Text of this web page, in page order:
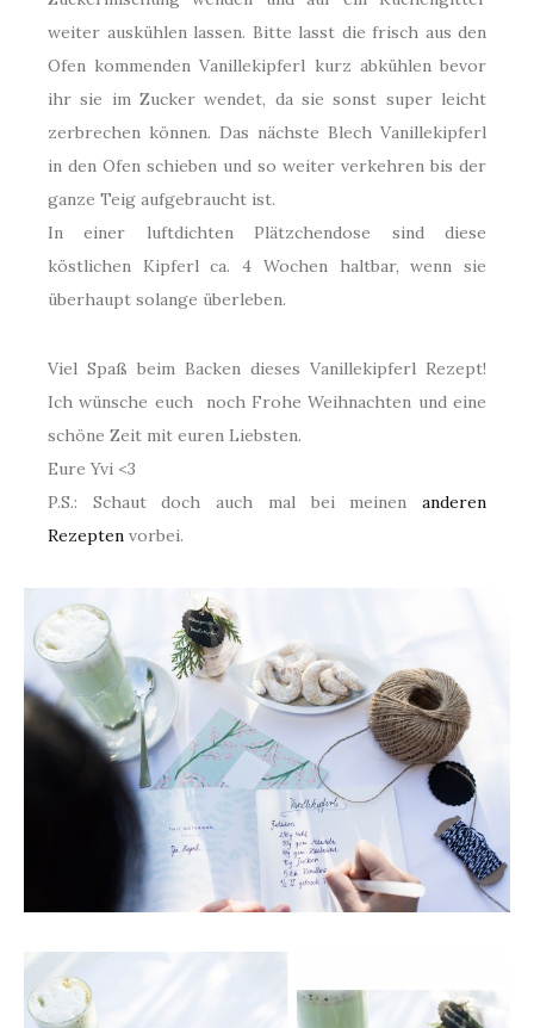
weiter auskühlen lassen. Bitte lasst die frisch aus den
Ofen kommenden Vanillekipferl kurz abkühlen bevor
ihr sie im Zucker wendet, da sie sonst super leicht
zerbrechen können. Das nächste Blech Vanillekipferl
in den Ofen schieben und so weiter verkehren bis der
ganze Teig aufgebraucht ist.
In einer luftdichten Plätzchendose sind diese
köstlichen Kipferl ca. 4 Wochen haltbar, wenn sie
überhaupt solange überleben.
Viel Spaß beim Backen dieses Vanillekipferl Rezept!
Ich wünsche euch noch Frohe Weihnachten und eine
schöne Zeit mit euren Liebsten.
Eure Yvi <3
P.S.: Schaut doch auch mal bei meinen anderen
Rezepten vorbei.